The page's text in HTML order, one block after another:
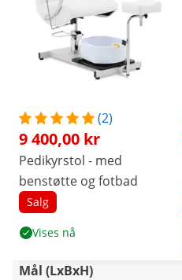
(2)
9 400,00 kr
Pedikyrstol - med
benstøtte og fotbad
Salg
Vises nå
Mål (LxBxH)